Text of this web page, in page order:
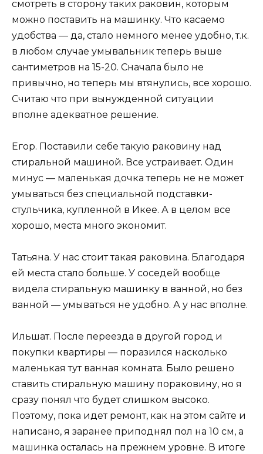
смотреть в сторону таких раковин, которым
можно поставить на машинку. Что касаемо
удобства — да, стало немного менее удобно, т.к.
в любом случае умывальник теперь выше
сантиметров на 15-20. Сначала было не
привычно, но теперь мы втянулись, все хорошо.
Считаю что при вынужденной ситуации
вполне адекватное решение.
Егор. Поставили себе такую раковину над
стиральной машиной. Все устраивает. Один
минус — маленькая дочка теперь не не может
умываться без специальной подставки-
стульчика, купленной в Икее. А в целом все
хорошо, места много экономит.
Татьяна. У нас стоит такая раковина. Благодаря
ей места стало больше. У соседей вообще
видела стиральную машинку в ванной, но без
ванной — умываться не удобно. А у нас вполне.
Ильшат. После переезда в другой город и
покупки квартиры — поразился насколько
маленькая тут ванная комната. Было решено
ставить стиральную машину пораковину, но я
сразу понял что будет слишком высоко.
Поэтому, пока идет ремонт, как на этом сайте и
написано, я заранее приподнял пол на 10 см, а
машинка осталась на прежнем уровне. В итоге